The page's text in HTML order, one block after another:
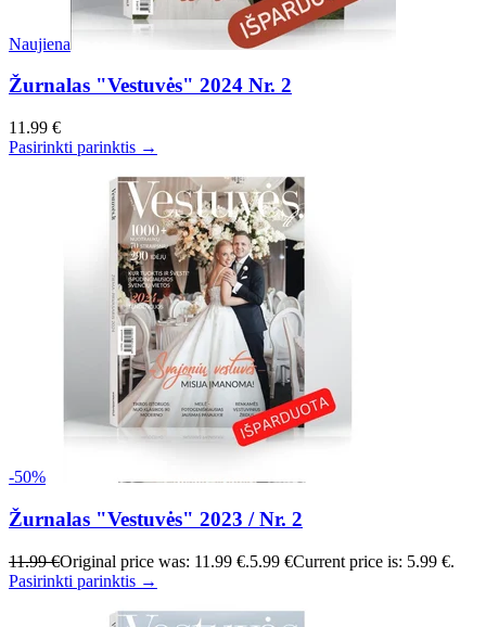
Naujiena
Žurnalas "Vestuvės" 2024 Nr. 2
11.99 €
Pasirinkti parinktis →
-50%
Žurnalas "Vestuvės" 2023 / Nr. 2
11.99 €Original price was: 11.99 €.5.99 €Current price is: 5.99 €.
Pasirinkti parinktis →